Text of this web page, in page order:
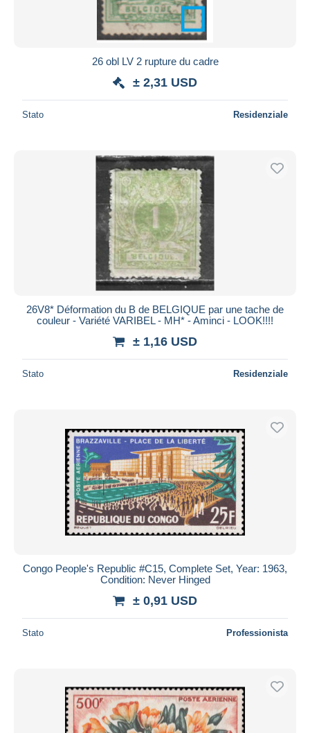
26 obl LV 2 rupture du cadre
± 2,31 USD
Stato Residenziale
26V8* Déformation du B de BELGIQUE par une tache de
couleur - Variété VARIBEL - MH* - Aminci - LOOK!!!!
± 1,16 USD
Stato Residenziale
Congo People's Republic #C15, Complete Set, Year: 1963,
Condition: Never Hinged
± 0,91 USD
Stato Professionista